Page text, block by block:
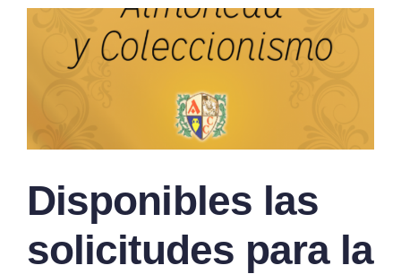
Disponibles las
solicitudes para la